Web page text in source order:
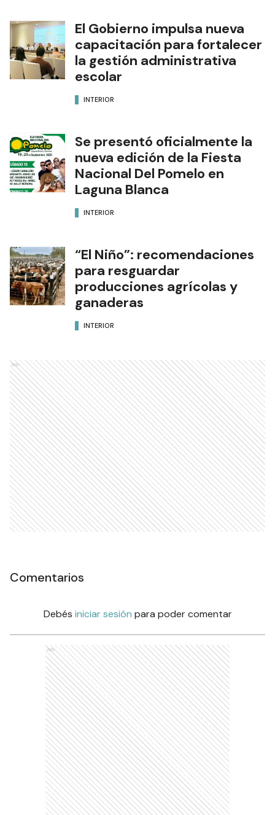
El Gobierno impulsa nueva
capacitación para fortalecer
la gestión administrativa
escolar
INTERIOR
Se presentó oficialmente la
nueva edición de la Fiesta
Nacional Del Pomelo en
Laguna Blanca
INTERIOR
“El Niño”: recomendaciones
para resguardar
producciones agrícolas y
ganaderas
INTERIOR
Ads
Comentarios
Debés iniciar sesión para poder comentar
Ads